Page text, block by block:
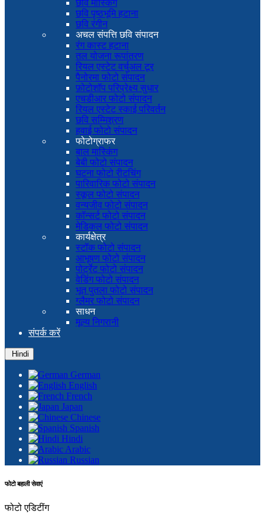
छवि मास्किंग
छवि पृष्ठभूमि हटाना
छवि रंगीन
अचल संपत्ति छवि संपादन
रंग कास्ट हटाना
तल योजना रूपांतरण
रियल एस्टेट वर्चुअल टूर
पैनोरमा फोटो संपादन
फ़ोटोशॉप परिप्रेक्ष्य सुधार
एचडीआर फोटो संपादन
रियल एस्टेट स्काई परिवर्तन
छवि सम्मिश्रण
हवाई फोटो संपादन
फोटोग्राफर
बाल मास्किंग
बेबी फोटो संपादन
घटना फोटो रीटचिंग
पारिवारिक फोटो संपादन
स्कूल फोटो संपादन
वन्यजीव फोटो संपादन
कॉन्सर्ट फोटो संपादन
मेडिकल फोटो संपादन
कार्यक्षेत्र
स्टॉक फोटो संपादन
आभूषण फोटो संपादन
पोर्ट्रेट फोटो संपादन
वेडिंग फोटो संपादन
भूत पुतला फोटो संपादन
ग्लैमर फोटो संपादन
साधन
मूल्य निगरानी
संपर्क करें
Hindi
German
English
French
Japan
Chinese
Spanish
Hindi
Arabic
Russian
फोटो बहाली सेवाएं
फोटो एडिटींग